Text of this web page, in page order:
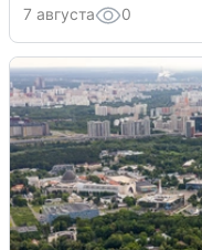
7 августа 0